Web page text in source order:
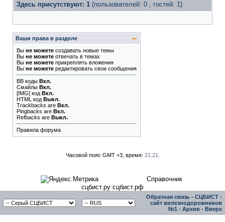
Здесь присутствуют: 1 (пользователей: 0 , гостей: 1)
Ваши права в разделе
Вы не можете создавать новые темы
Вы не можете отвечать в темах
Вы не можете прикреплять вложения
Вы не можете редактировать свои сообщения
BB коды Вкл.
Смайлы Вкл.
[IMG] код Вкл.
HTML код Выкл.
Trackbacks are Вкл.
Pingbacks are Вкл.
Refbacks are Выкл.
Правила форума
Часовой пояс GMT +3, время: 21:21
Справочник
сцбист.ру сцбист.рф
Обратная связь - СЦБИСТ -
сайт железнодорожников
№1 - Архив - Вверх